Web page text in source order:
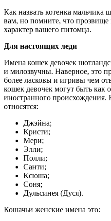
Как назвать котенка мальчика
вам, но помните, что прозвище
характер вашего питомца.
Для настоящих леди
Имена кошек девочек
и милозвучны. Наверное, это
более ласковы и игривы чем
кошек девочек могут быть как
иностранного
относятся:
Джэйна;
Кристи;
Мери;
Элли;
Полли;
Санти;
Ксюша;
Соня;
Дульсинея (Дуся).
Кошачьи женские имена это: